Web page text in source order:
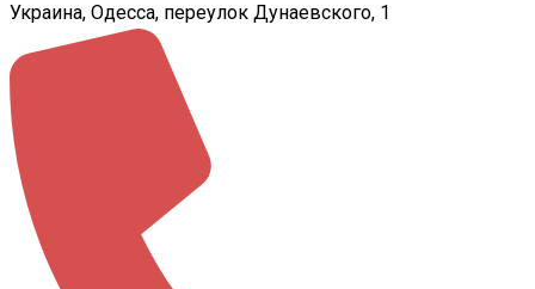
Украина, Одесса, переулок Дунаевского, 1